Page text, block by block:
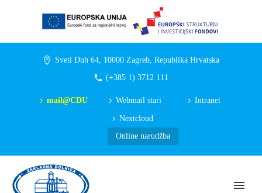
Sveti Duh 64, 10000 Zagreb, Republika Hrvatska
(+385 1) 3712 111
mail@CDU Webmail stari Intranet
Nextcloud
Online narudžba